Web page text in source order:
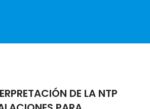
DE LA NTP